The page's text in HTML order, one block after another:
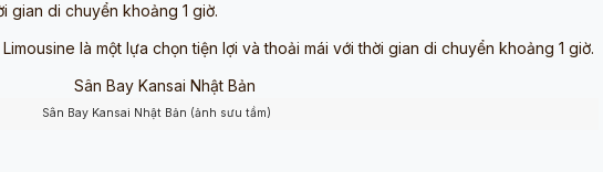
gian di chuyển khoảng 1 giờ.
là một lựa chọn tiện lợi và thoải mái với thời gian di chuyển khoảng 1 giờ.
Sân Bay Kansai Nhật Bản (ảnh sưu tầm)